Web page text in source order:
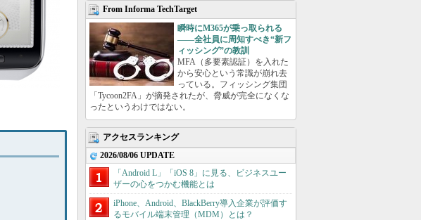
From Informa TechTarget
瞬時にM365が乗っ取られる
――全社員に周知すべき“新フ
ィッシング”の教訓
MFA（多要素認証）を入れた
から安心という常識が崩れ去
っている。フィッシング集団
「Tycoon2FA」が摘発されたが、脅威が完全になくな
ったというわけではない。
アクセスランキング
2026/08/06 UPDATE
「Android L」「iOS 8」に見る、ビジネスユー
ザーの心をつかむ機能とは
iPhone、Android、BlackBerry導入企業が評価す
るモバイル端末管理（MDM）とは？